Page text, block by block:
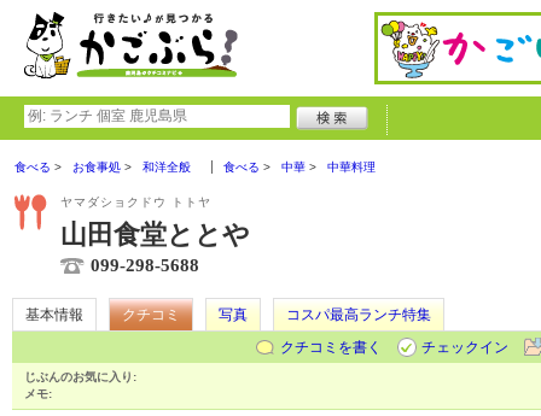
食べる お食事処 和洋全般 食べる 中華 中華料理
ヤマダショクドウ トトヤ
山田食堂ととや
099-298-5688
基本情報 クチコミ 写真
コスパ最高ランチ特集
クチコミを書く
チェックイン
じぶんのお気に入り:
メモ: